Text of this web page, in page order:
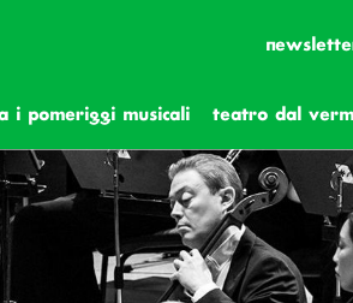
i pomeriggi musicali teatro dal